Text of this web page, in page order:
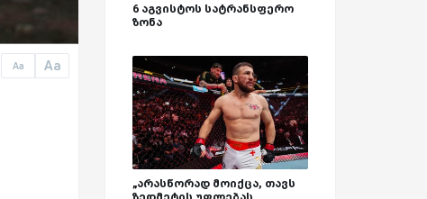
Aa Aa
6 აგვისტოს სატრანსფერო
ზონა
„არასწორად მოიქცა, თავს